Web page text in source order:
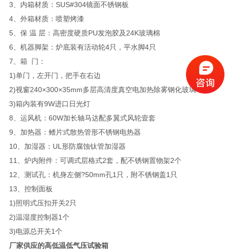
3、内箱材质：SUS#304镜面不锈钢板
4、外箱材质：喷塑烤漆
5、保 温 层：高密度硬质PU发泡胶及24K玻璃棉
6、机器脚架：炉底装有活动轮4只，平水脚4只
7、箱 门：
1)单门，左开门，把手在右边
2)视窗240×300×35mm多层高清度真空电加热除雾钢化玻璃
3)箱内装有9W进口日光灯
8、运风机：60W加长轴马达配多翼式风轮壹套
9、加热器：鳍片式散热管形不锈钢电热器
10、加湿器：UL形防腐蚀钛管加湿器
11、炉内附件：可调式层格式2套，配不锈钢置物架2个
12、测试孔：机身左侧?50mm孔1只，附不锈钢盖1只
13、控制面板
1)照明式压扣开关2只
2)温湿度控制器1个
3)电源总开关1个
厂家供应的高低温低气压试验箱